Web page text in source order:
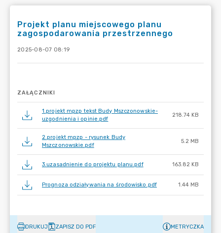
Projekt planu miejscowego planu
zagospodarowania przestrzennego
2025-08-07 08:19
ZAŁĄCZNIKI
1.projekt mpzp tekst Budy Mszczonowskie-
uzgodnienia i opinie.pdf
218.74 KB
2.projekt mpzp - rysunek Budy
Mszczonowskie.pdf
5.2 MB
3.uzasadnienie do projektu planu.pdf 163.82 KB
Prognoza odziaływania na środowisko.pdf 1.44 MB
DRUKUJ ZAPISZ DO PDF METRYCZKA